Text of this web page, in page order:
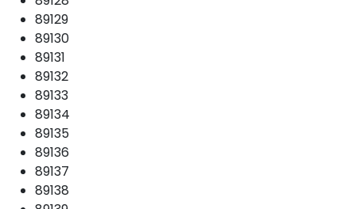
89129
89130
89131
89132
89133
89134
89135
89136
89137
89138